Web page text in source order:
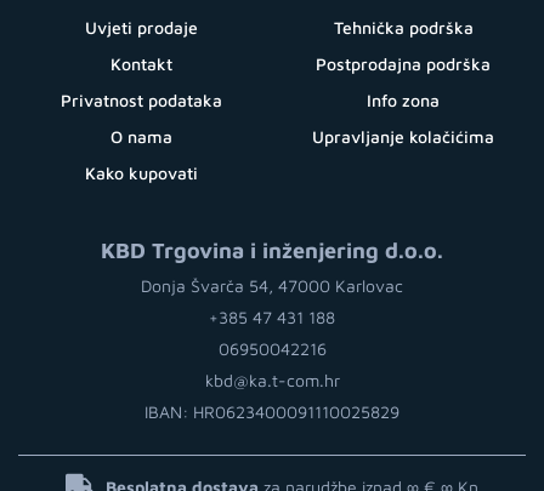
Uvjeti prodaje
Kontakt
Privatnost podataka
O nama
Kako kupovati
Tehnička podrška
Postprodajna podrška
Info zona
Upravljanje kolačićima
KBD Trgovina i inženjering d.o.o.
Donja Švarča 54, 47000 Karlovac
+385 47 431 188
06950042216
kbd@ka.t-com.hr
IBAN: HR0623400091110025829
Besplatna dostava za narudžbe iznad ∞ € ∞ Kn